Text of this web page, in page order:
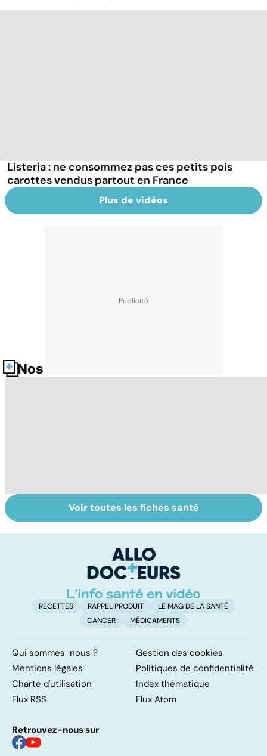
Listeria : ne consommez pas ces petits pois
carottes vendus partout en France
Plus de vidéos
Nos fiches santé
Tout savoir sur
les infections
Inflammation des
amygdales : que
d'angine ?
Voir toutes les fiches santé
RECETTES RAPPEL PRODUIT
LE MAG DE LA SANTÉ
CANCER
MÉDICAMENTS
Qui sommes-nous ?
Gestion des cookies
Mentions légales
Politiques de confidentialité
Charte d'utilisation
Index thématique
Flux RSS
Flux Atom
Retrouvez-nous sur